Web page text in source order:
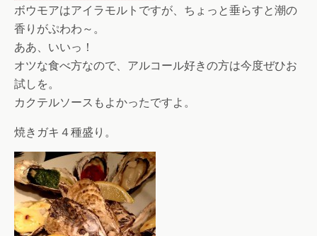
ボウモアはアイラモルトですが、ちょっと垂らすと潮の
香りがぷわわ～。
ああ、いいっ！
オツな食べ方なので、アルコール好きの方は今度ぜひお
試しを。
カクテルソースもよかったですよ。
焼きガキ４種盛り。